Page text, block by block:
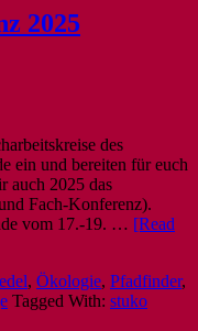
2025
des
ein und bereiten für euch
auch 2025 das
Fach-Konferenz).
vom 17.-19. … [Read
, Ökologie, Pfadfinder,
Tagged With: stuko